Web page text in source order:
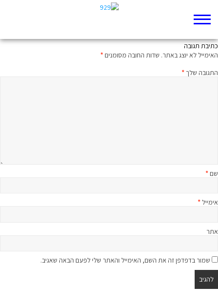
כתיבת תגובה
האימייל לא יוצג באתר. שדות החובה מסומנים*
התגובה שלך*
שם*
אימייל *
אתר
שמור בדפדפן זה את השם, האימייל והאתר שלי לפעם הבאה שאגיב.